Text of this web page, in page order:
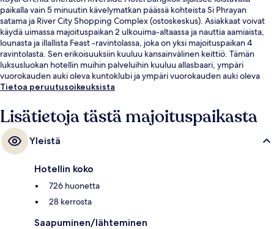
paikalla vain 5 minuutin kävelymatkan päässä kohteista Si Phrayan
satama ja River City Shopping Complex (ostoskeskus). Asiakkaat voivat
käydä uimassa majoituspaikan 2 ulkouima-altaassa ja nauttia aamiaista,
lounasta ja illallista Feast -ravintolassa, joka on yksi majoituspaikan 4
ravintolasta. Sen erikoisuuksiin kuuluu kansainvälinen keittiö. Tämän
luksusluokan hotellin muihin palveluihin kuuluu allasbaari, ympäri
vuorokauden auki oleva kuntoklubi ja ympäri vuorokauden auki oleva
kuntokeskus. Matkailijat arvostavat suuresti majoituspaikan avuliasta
Tietoa peruutusoikeuksista
Lisätietoja tästä majoituspaikasta
Yleistä
Hotellin koko
726 huonetta
28 kerrosta
Saapuminen/lähteminen